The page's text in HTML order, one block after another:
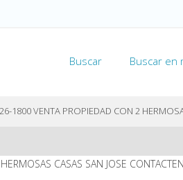
Buscar Buscar en
1800 VENTA PROPIEDAD CON 2